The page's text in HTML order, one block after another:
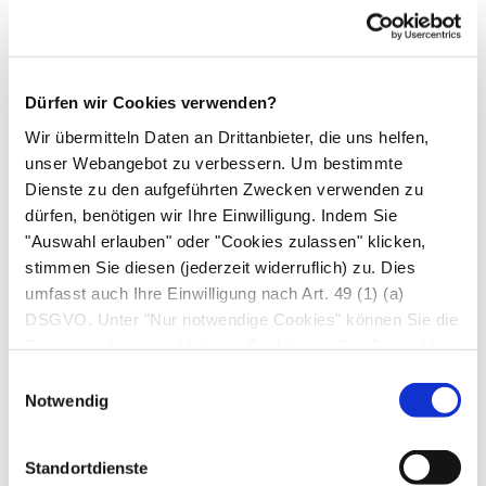
Dürfen wir Cookies verwenden?
Wir übermitteln Daten an Drittanbieter, die uns helfen,
unser Webangebot zu verbessern. Um bestimmte
Dienste zu den aufgeführten Zwecken verwenden zu
dürfen, benötigen wir Ihre Einwilligung. Indem Sie
"Auswahl erlauben" oder "Cookies zulassen" klicken,
stimmen Sie diesen (jederzeit widerruflich) zu. Dies
umfasst auch Ihre Einwilligung nach Art. 49 (1) (a)
DSGVO. Unter "Nur notwendige Cookies" können Sie die
Notwendig
Standortdienste
dann am linken Bein, weiter am rechten und
linken Arm und schließlich an Bauch und
Bei manchen Erkrankungen werden auch so
genannte Überwärmungsbäderempfohlen, bei
denen die Badetemperatur schrittweise auf bis
zu 44 Grad Celsius gesteigert wird. Das so von
außen ausgelöste „Fieber“ soll bei der Abwehr
helfen, was aber wissenschaftlich umstritten ist.
Überwärmungsbäder belasten den Körper
extrem und dürfen nur unter ärztlicher Aufsicht
durchgeführt werden!
Naturheilkundliche Badezusätze werden je nach